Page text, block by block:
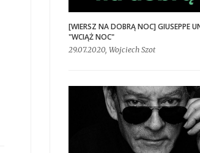
[WIERSZ NA DOBRĄ NOC] GIUSEPPE
"WCIĄŻ NOC"
29.07.2020, Wojciech Szot